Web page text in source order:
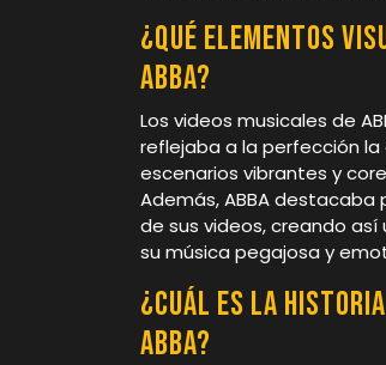
¿Qué elementos
ABBA?
Los videos musicales de
reflejaba a la perfección la
escenarios vibrantes y
Además, ABBA
de sus videos, creando
su música pegajosa y
¿Cuál es la historia
ABBA?